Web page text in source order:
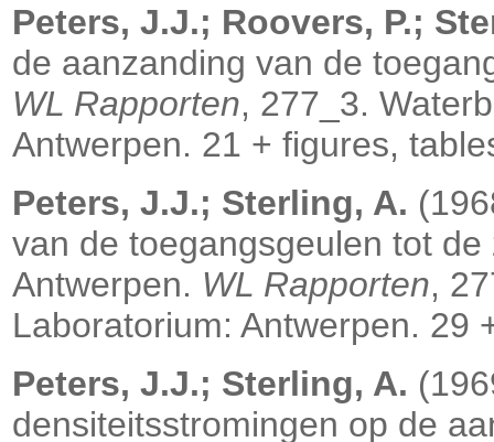
Peters, J.J.; Roovers, P.;
de aanzanding van de
WL Rapporten, 277_3.
Antwerpen. 21 + figures,
Peters, J.J.; Sterling, A.
van de toegangsgeulen tot
Antwerpen. WL Rapporten,
Laboratorium: Antwerpen. 29
Peters, J.J.; Sterling, A.
densiteitsstromingen op de